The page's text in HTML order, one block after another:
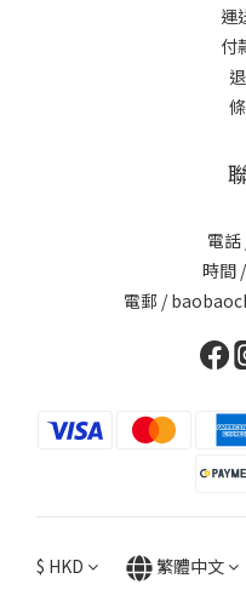
運
付
電
時間
電郵 /
$ HKD 繁體中文